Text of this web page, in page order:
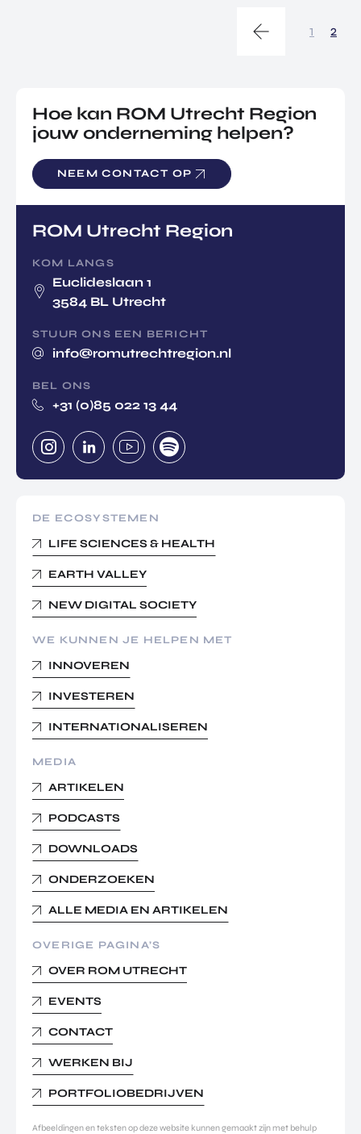
1 2
Hoe kan ROM Utrecht Region
jouw onderneming helpen?
NEEM CONTACT OP
ROM Utrecht Region
KOM LANGS
Euclideslaan 1
3584 BL Utrecht
STUUR ONS EEN BERICHT
info@romutrechtregion.nl
BEL ONS
+31 (0)85 022 13 44
DE ECOSYSTEMEN
LIFE SCIENCES & HEALTH
EARTH VALLEY
NEW DIGITAL SOCIETY
WE KUNNEN JE HELPEN MET
INNOVEREN
INVESTEREN
INTERNATIONALISEREN
MEDIA
ARTIKELEN
PODCASTS
DOWNLOADS
ONDERZOEKEN
ALLE MEDIA EN ARTIKELEN
OVERIGE PAGINA’S
OVER ROM UTRECHT
EVENTS
CONTACT
WERKEN BIJ
PORTFOLIOBEDRIJVEN
Afbeeldingen en teksten op deze website kunnen gemaakt zijn met behulp